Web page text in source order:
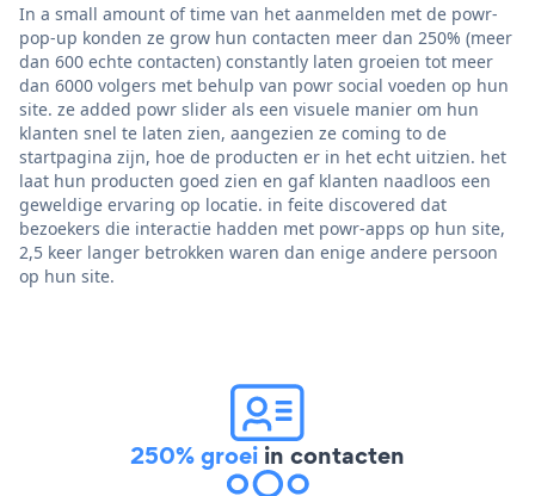
In a small amount of time van het aanmelden met de powr-
pop-up konden ze grow hun contacten meer dan 250% (meer
dan 600 echte contacten) constantly laten groeien tot meer
dan 6000 volgers met behulp van powr social voeden op hun
site. ze added powr slider als een visuele manier om hun
klanten snel te laten zien, aangezien ze coming to de
startpagina zijn, hoe de producten er in het echt uitzien. het
laat hun producten goed zien en gaf klanten naadloos een
geweldige ervaring op locatie. in feite discovered dat
bezoekers die interactie hadden met powr-apps op hun site,
2,5 keer langer betrokken waren dan enige andere persoon
op hun site.
250% groei in contacten